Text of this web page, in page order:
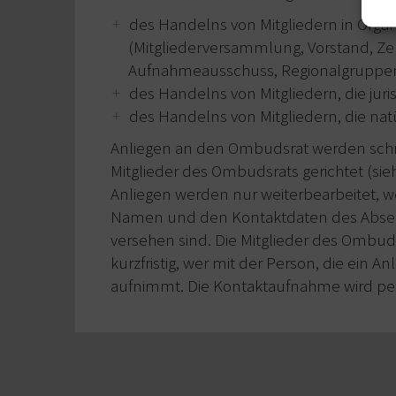
des Handelns von Mitgliedern in
(Mitgliederversammlung, Vorstand,
Aufnahmeausschuss,
des Handelns von Mitgliedern, die
des Handelns von Mitgliedern, die
Anliegen an den Ombudsrat werden
Mitglieder des Ombudsrats gerichtet
Anliegen werden nur weiterbearbeitet,
Namen und den Kontaktdaten des
versehen sind. Die Mitglieder des
kurzfristig, wer mit der Person, die ein
aufnimmt. Die Kontaktaufnahme wird